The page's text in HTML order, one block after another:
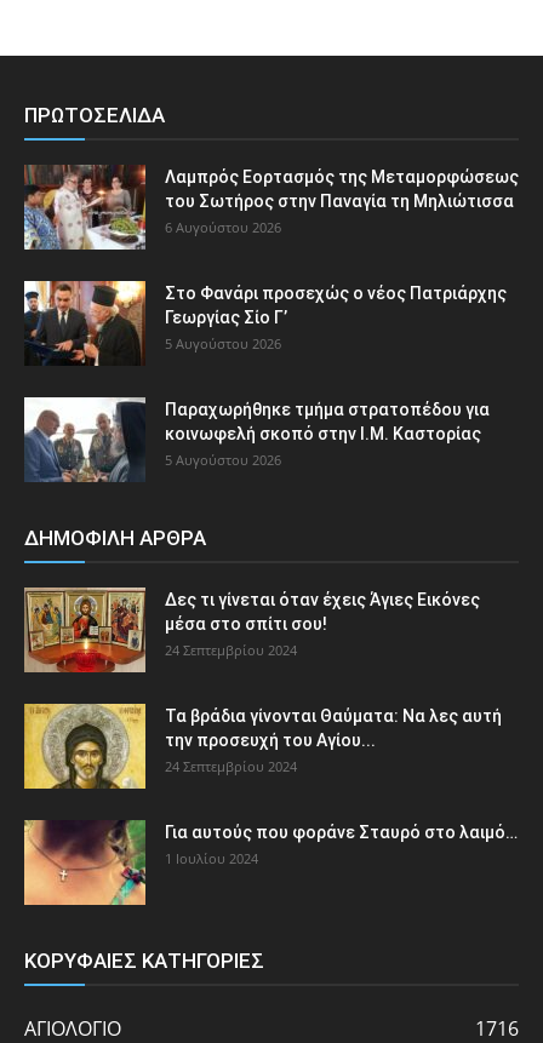
ΠΡΩΤΟΣΕΛΙΔΑ
Λαμπρός Εορτασμός της Μεταμορφώσεως
του Σωτήρος στην Παναγία τη Μηλιώτισσα
6 Αυγούστου 2026
Στο Φανάρι προσεχώς ο νέος Πατριάρχης
Γεωργίας Σίο Γ’
5 Αυγούστου 2026
Παραχωρήθηκε τμήμα στρατοπέδου για
κοινωφελή σκοπό στην Ι.Μ. Καστορίας
5 Αυγούστου 2026
ΔΗΜΟΦΙΛΗ ΑΡΘΡΑ
Δες τι γίνεται όταν έχεις Άγιες Εικόνες
μέσα στο σπίτι σου!
24 Σεπτεμβρίου 2024
Τα βράδια γίνονται Θαύματα: Να λες αυτή
την προσευχή του Αγίου...
24 Σεπτεμβρίου 2024
Για αυτούς που φοράνε Σταυρό στο λαιμό…
1 Ιουλίου 2024
ΚΟΡΥΦΑΙΕΣ ΚΑΤΗΓΟΡΙΕΣ
ΑΓΙΟΛΟΓΙΟ
1716